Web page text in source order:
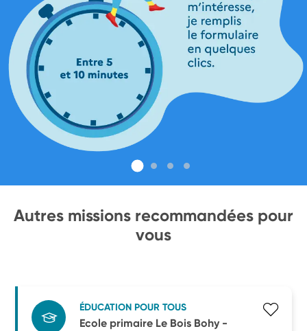
Autres missions recommandées pour
vous
ÉDUCATION POUR TOUS
Ecole primaire Le Bois Bohy -